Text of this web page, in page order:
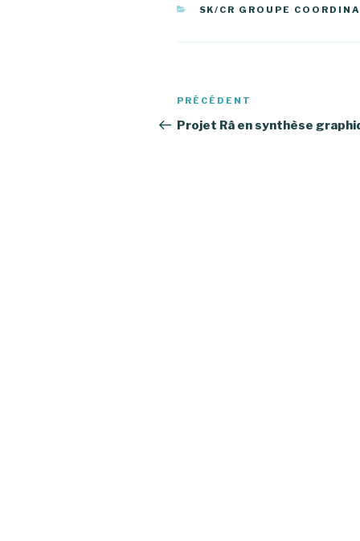
CATÉGORIES
SK/CR GROUPE
Navigation
de
Article
précédent
PRÉCÉDENT
Projet Râ en synthèse